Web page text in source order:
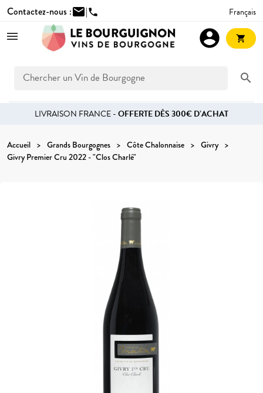
Contactez-nous :mail|phone Français
search
account_circle shopping_cart
LIVRAISON FRANCE -OFFERTE DÈS 300€ D’ACHAT
Accueil Grands Bourgognes Côte Chalonnaise
Givry
Givry Premier Cru 2022 - "Clos Charlé"